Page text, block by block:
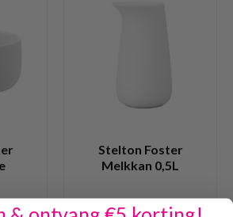
Stelton Foster
Melkkan 0,5L